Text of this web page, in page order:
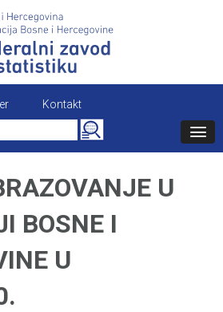
Kontakt
Search
for:
U
BOSNE I
U